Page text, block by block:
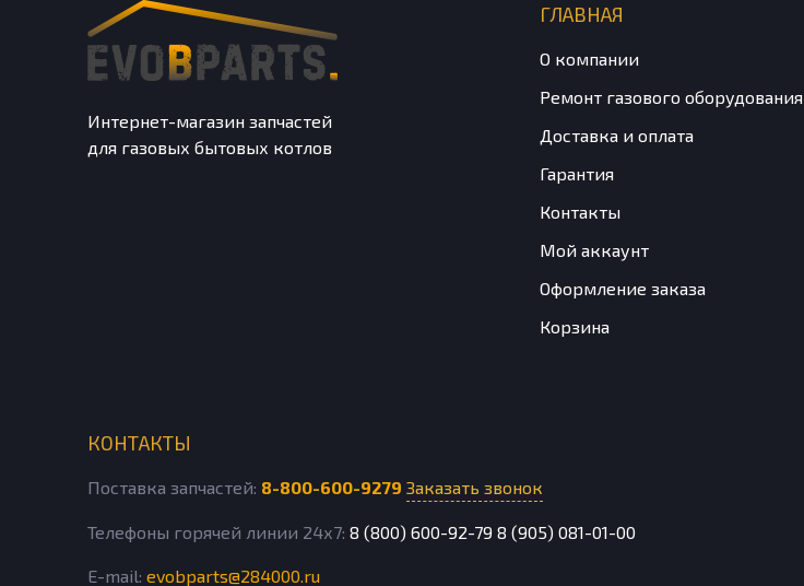
Интернет-магазин запчастей
для газовых бытовых котлов
ГЛАВНАЯ
О компании
Ремонт газового оборудования
Доставка и оплата
Гарантия
Контакты
Мой аккаунт
Оформление заказа
Корзина
КОНТАКТЫ
Поставка запчастей: 8-800-600-9279 Заказать звонок
Телефоны горячей линии 24х7: 8 (800) 600-92-79 8 (905) 081-01-00
E-mail: evobparts@284000.ru